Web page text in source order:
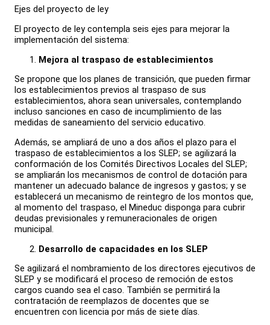
Ejes del proyecto de ley
El proyecto de ley contempla seis ejes para mejorar la
implementación del sistema:
Mejora al traspaso de establecimientos
Se propone que los planes de transición, que pueden firmar
los establecimientos previos al traspaso de sus
establecimientos, ahora sean universales, contemplando
incluso sanciones en caso de incumplimiento de las
medidas de saneamiento del servicio educativo.
Además, se ampliará de uno a dos años el plazo para el
traspaso de establecimientos a los SLEP; se agilizará la
conformación de los Comités Directivos Locales del SLEP;
se ampliarán los mecanismos de control de dotación para
mantener un adecuado balance de ingresos y gastos; y se
establecerá un mecanismo de reintegro de los montos que,
al momento del traspaso, el Mineduc disponga para cubrir
deudas previsionales y remuneracionales de origen
municipal.
Desarrollo de capacidades en los SLEP
Se agilizará el nombramiento de los directores ejecutivos de
SLEP y se modificará el proceso de remoción de estos
cargos cuando sea el caso. También se permitirá la
contratación de reemplazos de docentes que se
encuentren con licencia por más de siete días.